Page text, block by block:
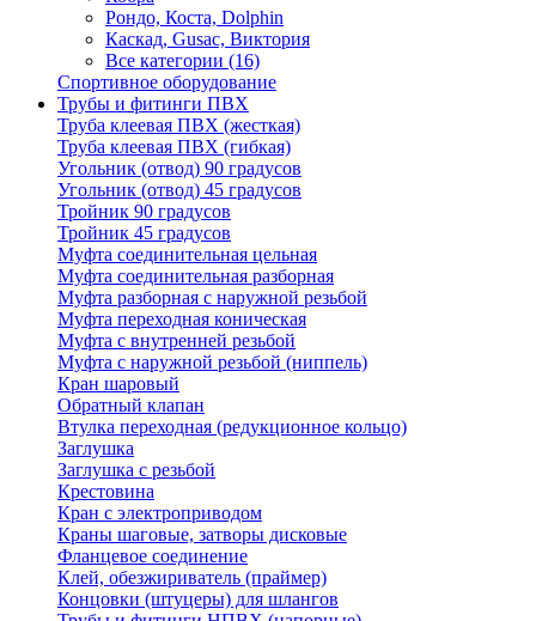
Рондо, Коста, Dolphin
Каскад, Gusac, Виктория
Все категории (16)
Спортивное оборудование
Трубы и фитинги ПВХ
Труба клеевая ПВХ (жесткая)
Труба клеевая ПВХ (гибкая)
Угольник (отвод) 90 градусов
Угольник (отвод) 45 градусов
Тройник 90 градусов
Тройник 45 градусов
Муфта соединительная цельная
Муфта соединительная разборная
Муфта разборная с наружной резьбой
Муфта переходная коническая
Муфта с внутренней резьбой
Муфта с наружной резьбой (ниппель)
Кран шаровый
Обратный клапан
Втулка переходная (редукционное кольцо)
Заглушка
Заглушка с резьбой
Крестовина
Кран с электроприводом
Краны шаговые, затворы дисковые
Фланцевое соединение
Клей, обезжириватель (праймер)
Концовки (штуцеры) для шлангов